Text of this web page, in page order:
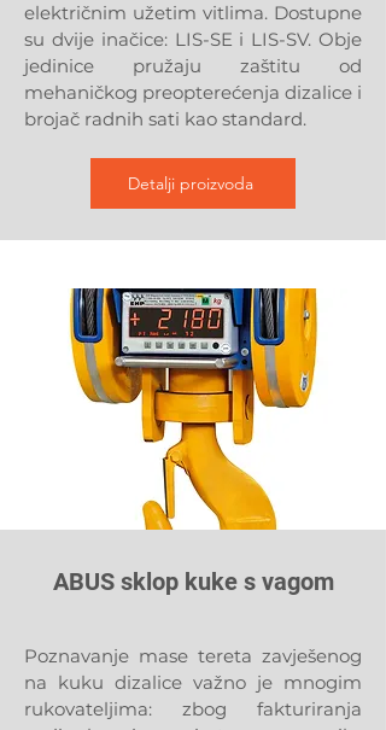
električnim užetim vitlima. Dostupne
su dvije inačice: LIS-SE i LIS-SV. Obje
jedinice pružaju zaštitu od
mehaničkog preopterećenja dizalice i
brojač radnih sati kao standard.
Detalji proizvoda
ABUS sklop kuke s vagom
Poznavanje mase tereta zavješenog
na kuku dizalice važno je mnogim
rukovateljima: zbog fakturiranja